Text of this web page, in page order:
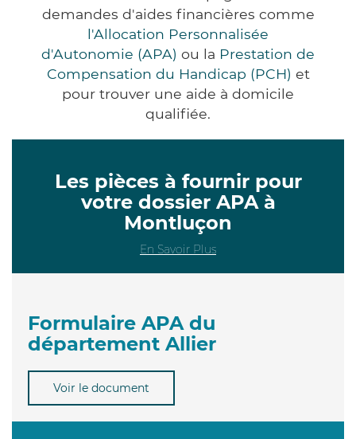
demandes d'aides financières comme
l'Allocation Personnalisée
d'Autonomie (APA) ou la Prestation de
Compensation du Handicap (PCH) et
pour trouver une aide à domicile
qualifiée.
Les pièces à fournir pour
votre dossier APA à
Montluçon
En Savoir Plus
Formulaire APA du
département Allier
Voir le document